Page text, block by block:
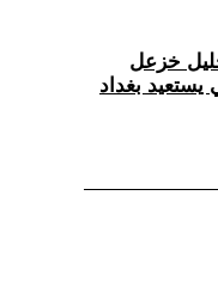
جليل خزعل
بغداد